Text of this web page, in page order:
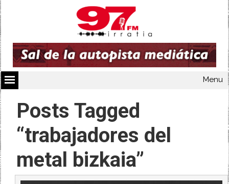
Menu
Posts Tagged
“trabajadores del
metal bizkaia”